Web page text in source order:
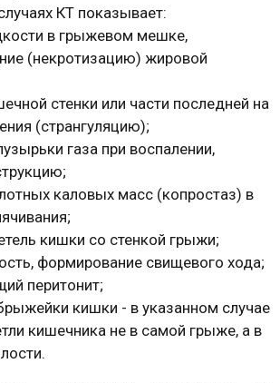
КТ показывает:
в грыжевом мешке,
(некротизацию) жировой
стенки или части последней на
(странгуляцию);
газа при воспалении,
каловых масс (копростаз) в
кишки со стенкой грыжи;
формирование свищевого хода;
перитонит;
кишки - в указанном случае
кишечника не в самой грыже, а в